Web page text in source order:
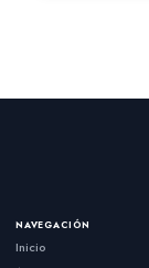
NAVEGACIÓN
Inicio